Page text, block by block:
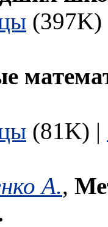
(81K) |
А.,